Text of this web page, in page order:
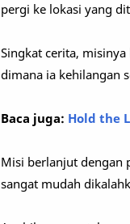
pergi ke lokasi yang
Singkat cerita,
dimana ia kehilangan
Baca juga: Hold the
Misi berlanjut dengan
sangat mudah